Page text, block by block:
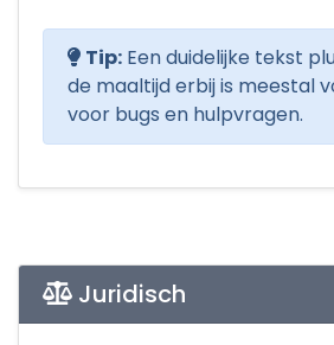
Tip: Een duidelijke tekst
de maaltijd erbij is meestal
voor bugs en hulpvragen.
Juridisch